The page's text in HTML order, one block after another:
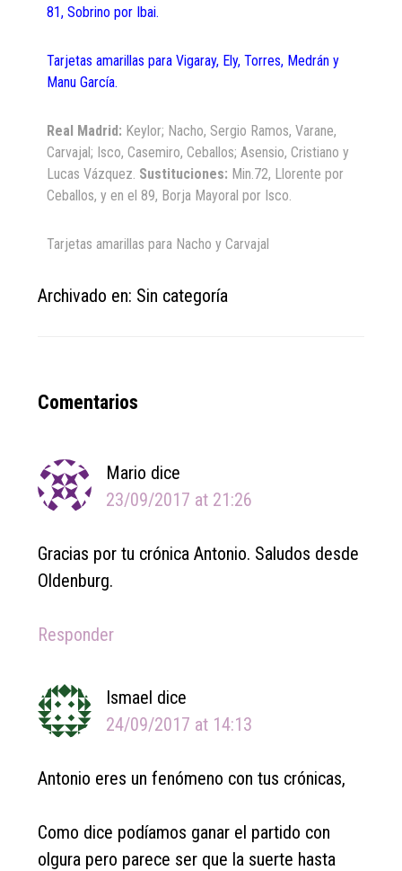
81, Sobrino por Ibai.
Tarjetas amarillas para Vigaray, Ely, Torres, Medrán y
Manu García.
Real Madrid: Keylor; Nacho, Sergio Ramos, Varane,
Carvajal; Isco, Casemiro, Ceballos; Asensio, Cristiano y
Lucas Vázquez. Sustituciones: Min.72, Llorente por
Ceballos, y en el 89, Borja Mayoral por Isco.
Tarjetas amarillas para Nacho y Carvajal
Archivado en: Sin categoría
Reader
Comentarios
Mario dice
23/09/2017 at 21:26
Gracias por tu crónica Antonio. Saludos desde
Oldenburg.
Responder
Ismael dice
24/09/2017 at 14:13
Antonio eres un fenómeno con tus crónicas,
Como dice podíamos ganar el partido con
olgura pero parece ser que la suerte hasta